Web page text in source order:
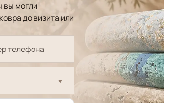
вы могли
до визита или